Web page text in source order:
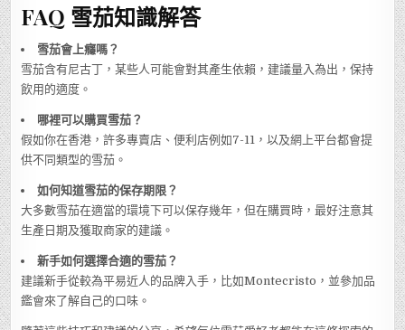
FAQ 雪茄知識解答
雪茄會上癮嗎？
雪茄含有尼古丁，某些人可能會對其產生依賴，建議量入為出，保持
飲用的適度。
哪裡可以購買雪茄？
假如你在香港，許多專賣店、便利店例如7-11，以及網上平台都會提
供不同類型的雪茄。
如何知道雪茄的保存期限？
大多數雪茄在適當的環境下可以保存幾年，但在購買時，最好注意其
生產日期及獲取商家的建議。
新手如何選擇合適的雪茄？
建議新手從較為平易近人的品牌入手，比如Montecristo，並參加品
鑑會來了解自己的口味。